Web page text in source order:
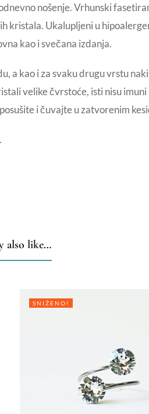
nošenje. Vrhunski
Ukalupljeni u
kao i svečana izdanja.
kao i za svaku drugu vrstu
velike čvrstoće, isti nisu
i čuvajte u zatvorenim
also like…
SNIŽENO!